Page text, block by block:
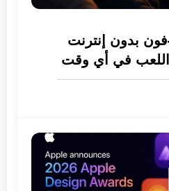
آي-فون بدون إنترنت
متعة اللعب في أي وقت